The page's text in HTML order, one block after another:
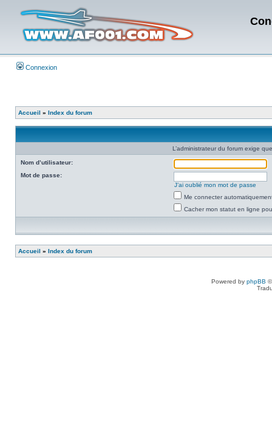
Connexion
Accueil » Index du forum
L’administrateur du forum exige
Nom d’utilisateur:
Mot de passe:
J’ai oublié mon mot de passe
Me connecter
Cacher mon statut en ligne
Accueil » Index du forum
Powered by phpBB